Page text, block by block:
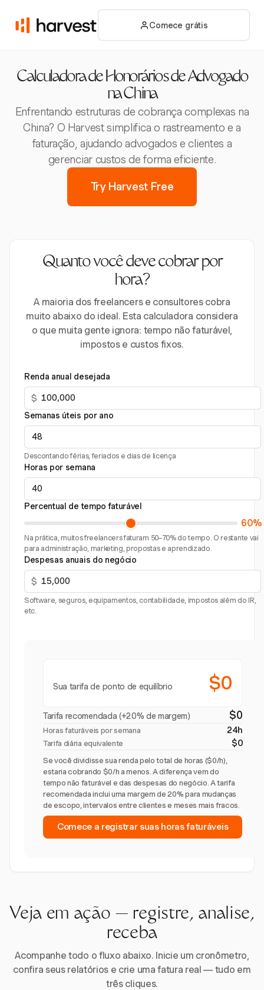
Comece grátis
Calculadora de Honorários de Advogado
na China
Enfrentando estruturas de cobrança complexas na
China? O Harvest simplifica o rastreamento e a
faturação, ajudando advogados e clientes a
gerenciar custos de forma eficiente.
Try Harvest Free
Quanto você deve cobrar por
hora?
A maioria dos freelancers e consultores cobra
muito abaixo do ideal. Esta calculadora considera
o que muita gente ignora: tempo não faturável,
impostos e custos fixos.
Renda anual desejada
$
Semanas úteis por ano
Descontando férias, feriados e dias de licença
Horas por semana
Percentual de tempo faturável
60%
Na prática, muitos freelancers faturam 50–70% do tempo. O restante vai
para administração, marketing, propostas e aprendizado.
Despesas anuais do negócio
$
Software, seguros, equipamentos, contabilidade, impostos além do IR,
etc.
Sua tarifa de ponto de equilíbrio $0
Tarifa recomendada (+20% de margem) $0
Horas faturáveis por semana 24h
Tarifa diária equivalente $0
Se você dividisse sua renda pelo total de horas ($0/h),
estaria cobrando $0/h a menos. A diferença vem do
tempo não faturável e das despesas do negócio. A tarifa
recomendada inclui uma margem de 20% para mudanças
de escopo, intervalos entre clientes e meses mais fracos.
Comece a registrar suas horas faturáveis
Veja em ação — registre, analise,
receba
Acompanhe todo o fluxo abaixo. Inicie um cronômetro,
confira seus relatórios e crie uma fatura real — tudo em
três cliques.